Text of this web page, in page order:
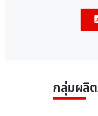
กลุ่มผลิ